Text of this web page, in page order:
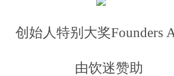
创始人特别大奖Founders
由饮迷赞助